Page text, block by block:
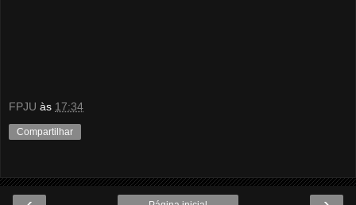
FPJU às 17:34
Compartilhar